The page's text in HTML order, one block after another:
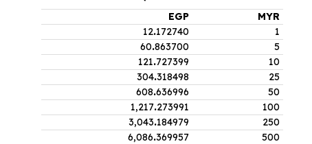
MYR
EGP
1
12.172740
5
60.863700
10
121.727399
25
304.318498
50
608.636996
100
1,217.273991
250
3,043.184979
500
6,086.369957